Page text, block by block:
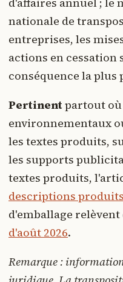
nationale de
entreprises, les
actions en cessation
conséquence la plus
Pertinentpartout où
environnementaux
les textes produits,
les supports
textes produits,
descriptions produits
d'emballage
d'août 2026.
Remarque :